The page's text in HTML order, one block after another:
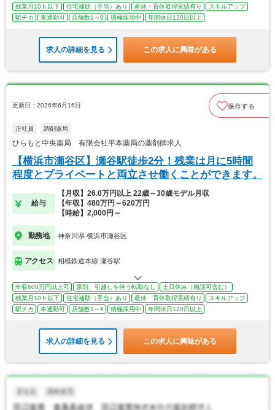
残業月10ｈ以下
住宅補助（手当）あり 産休・育休取得実績有り
スキルアップ
駅チカ
車通勤可 店舗数1～9 積極採用中 年間休日120日以上
求人の詳細を見る この求人に興味がある
更新日：2026年6月16日 保存する
正社員 調剤薬局
ひらもと中央薬局 有限会社平本薬局の薬剤師求人
【横浜市瀬谷区】瀬谷駅徒歩2分！残業は月に5時間
程度とプライベートと両立させ働くことができます。
給与
【月収】26.0万円以上 22歳～30歳モデル月収
【年収】480万円～620万円
【時給】2,000円～
勤務地 神奈川県 横浜市瀬谷区
アクセス 相模鉄道本線 瀬谷駅
年収600万円以上可 原則、引越しを伴う転勤なし
土日休み（相談可含む）
残業月10ｈ以下
住宅補助（手当）あり 産休・育休取得実績有り
スキルアップ
駅チカ
車通勤可 店舗数1～9 積極採用中 年間休日120日以上
求人の詳細を見る この求人に興味がある